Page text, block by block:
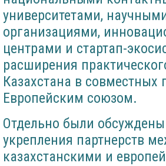
университетами,
организациями,
центрами и стартап-
расширения
Казахстана в совместных
Европейским союзом.
Отдельно были
укрепления партнерств
казахстанскими и